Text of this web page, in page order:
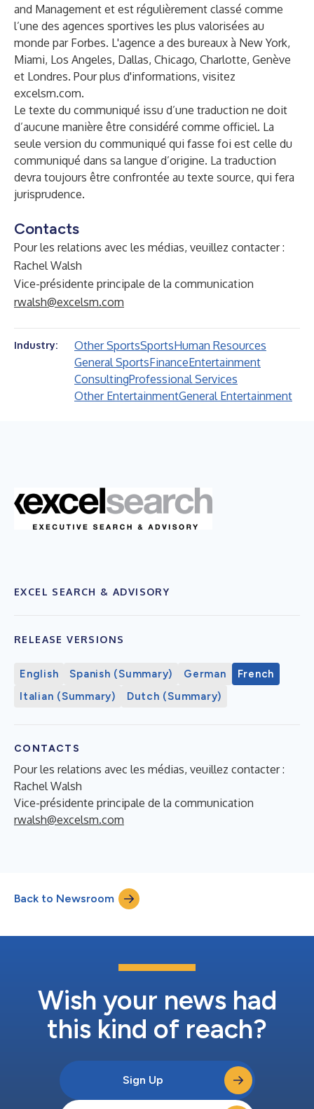
and Management et est régulièrement classé comme
l’une des agences sportives les plus valorisées au
monde par Forbes. L'agence a des bureaux à New York,
Miami, Los Angeles, Dallas, Chicago, Charlotte, Genève
et Londres. Pour plus d'informations, visitez
excelsm.com.
Le texte du communiqué issu d’une traduction ne doit
d’aucune manière être considéré comme officiel. La
seule version du communiqué qui fasse foi est celle du
communiqué dans sa langue d’origine. La traduction
devra toujours être confrontée au texte source, qui fera
jurisprudence.
Contacts
Pour les relations avec les médias, veuillez contacter :
Rachel Walsh
Vice-présidente principale de la communication
rwalsh@excelsm.com
Industry: Other SportsSportsHuman Resources
General SportsFinanceEntertainment
ConsultingProfessional Services
Other EntertainmentGeneral Entertainment
EXCEL SEARCH & ADVISORY
RELEASE VERSIONS
English Spanish (Summary) German
French
Italian (Summary)
Dutch (Summary)
CONTACTS
Pour les relations avec les médias, veuillez contacter :
Rachel Walsh
Vice-présidente principale de la communication
rwalsh@excelsm.com
Back to Newsroom
Wish your news had
this kind of reach?
Sign Up